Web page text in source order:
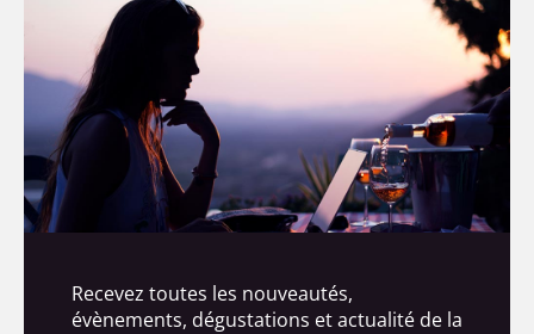
Recevez toutes les nouveautés,
évènements, dégustations et actualité de la